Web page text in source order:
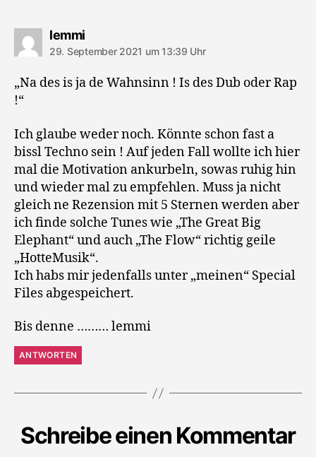
lemmisagt:
29. September 2021 um 13:39 Uhr
„Na des is ja de Wahnsinn ! Is des Dub oder Rap
!“
Ich glaube weder noch. Könnte schon fast a
bissl Techno sein ! Auf jeden Fall wollte ich hier
mal die Motivation ankurbeln, sowas ruhig hin
und wieder mal zu empfehlen. Muss ja nicht
gleich ne Rezension mit 5 Sternen werden aber
ich finde solche Tunes wie „The Great Big
Elephant“ und auch „The Flow“ richtig geile
„HotteMusik“.
Ich habs mir jedenfalls unter „meinen“ Special
Files abgespeichert.
Bis denne ……… lemmi
ANTWORTEN
Schreibe einen Kommentar